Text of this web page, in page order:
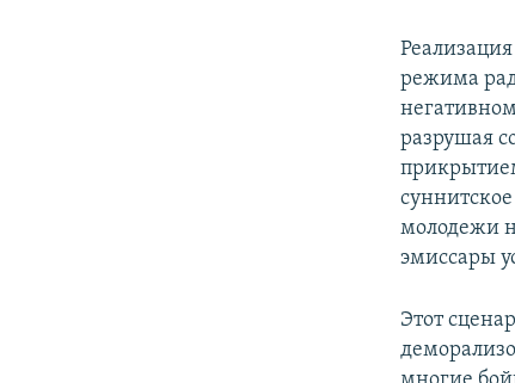
режима
разрушая
молодежи
эмиссары
Этот